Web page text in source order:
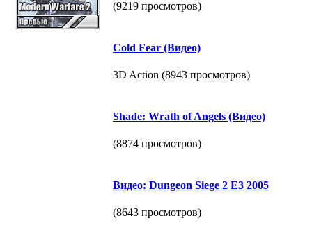
(9219 просмотров)
Cold Fear (Видео)
3D Action (8943 просмотров)
Shade: Wrath of Angels (Видео)
(8874 просмотров)
Видео: Dungeon Siege 2 E3 2005
(8643 просмотров)